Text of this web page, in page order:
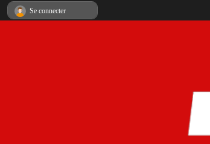
Se connecter
Panneau de gestion des cookies